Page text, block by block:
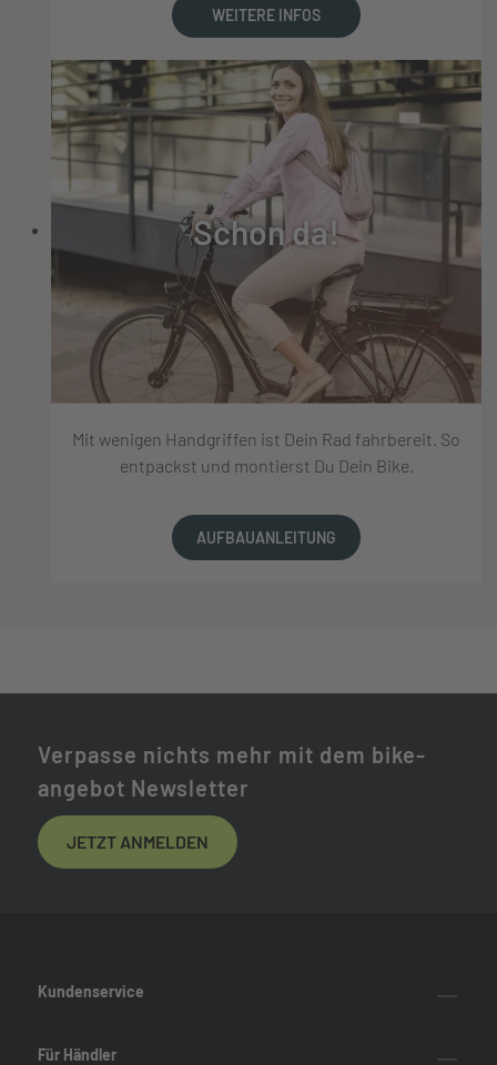
WEITERE INFOS
Schon da!
Mit wenigen Handgriffen ist Dein Rad fahrbereit. So
entpackst und montierst Du Dein Bike.
AUFBAUANLEITUNG
Verpasse nichts mehr mit dem bike-
angebot Newsletter
JETZT ANMELDEN
Kundenservice
Für Händler